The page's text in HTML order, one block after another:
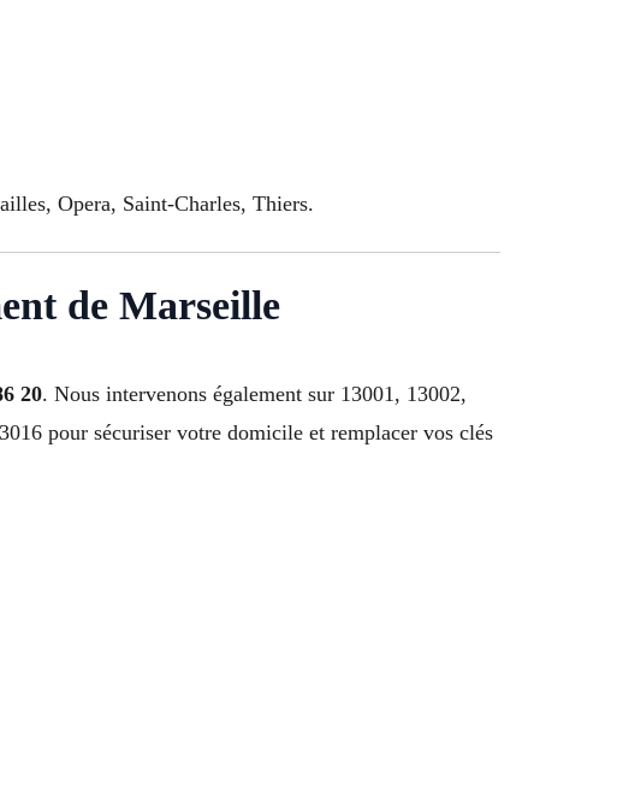
Opera, Saint-Charles, Thiers.
de Marseille
20. Nous intervenons également sur 13001, 13002,
pour sécuriser votre domicile et remplacer vos clés